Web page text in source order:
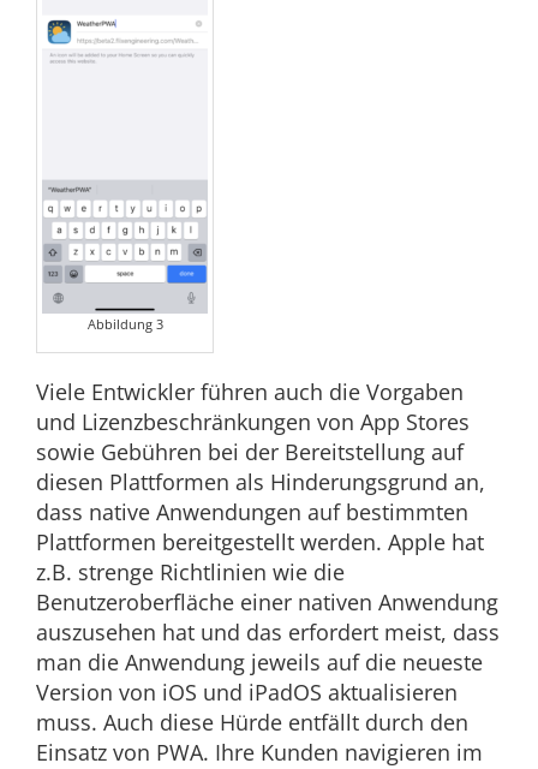
Abbildung 3
Viele Entwickler führen auch die Vorgaben
und Lizenzbeschränkungen von App Stores
sowie Gebühren bei der Bereitstellung auf
diesen Plattformen als Hinderungsgrund an,
dass native Anwendungen auf bestimmten
Plattformen bereitgestellt werden. Apple hat
z.B. strenge Richtlinien wie die
Benutzeroberfläche einer nativen Anwendung
auszusehen hat und das erfordert meist, dass
man die Anwendung jeweils auf die neueste
Version von iOS und iPadOS aktualisieren
muss. Auch diese Hürde entfällt durch den
Einsatz von PWA. Ihre Kunden navigieren im